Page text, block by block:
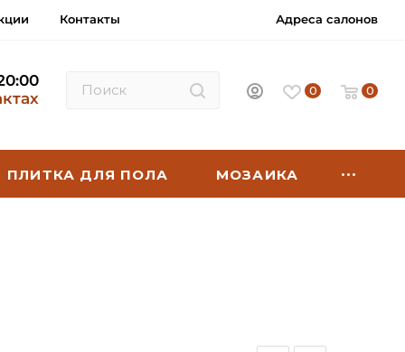
Контакты Адреса салонов
0 0
ПЛИТКА ДЛЯ ПОЛА МОЗАИКА